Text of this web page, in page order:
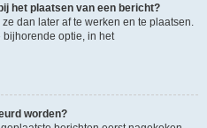
het plaatsen van een bericht?
dan later af te werken en te plaatsen.
bijhorende optie, in het
worden?